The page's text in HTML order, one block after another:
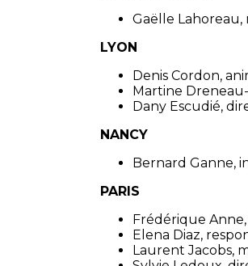
Gaëlle
LYON
Denis Cordon,
Martine
Dany Escudié,
NANCY
Bernard Ganne,
PARIS
Frédérique
Elena Diaz,
Laurent Jacobs,